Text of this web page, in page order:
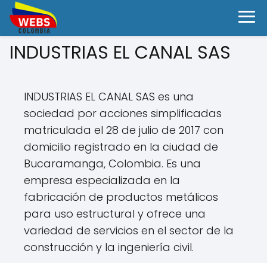
INDUSTRIAS EL CANAL SAS
INDUSTRIAS EL CANAL SAS es una
sociedad por acciones simplificadas
matriculada el 28 de julio de 2017 con
domicilio registrado en la ciudad de
Bucaramanga, Colombia. Es una
empresa especializada en la
fabricación de productos metálicos
para uso estructural y ofrece una
variedad de servicios en el sector de la
construcción y la ingeniería civil.